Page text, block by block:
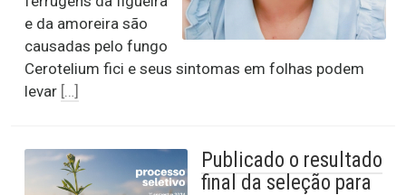
e da amoreira são
causadas pelo fungo
Cerotelium fici e seus sintomas em folhas podem
levar […]
Publicado o resultado
final da seleção para